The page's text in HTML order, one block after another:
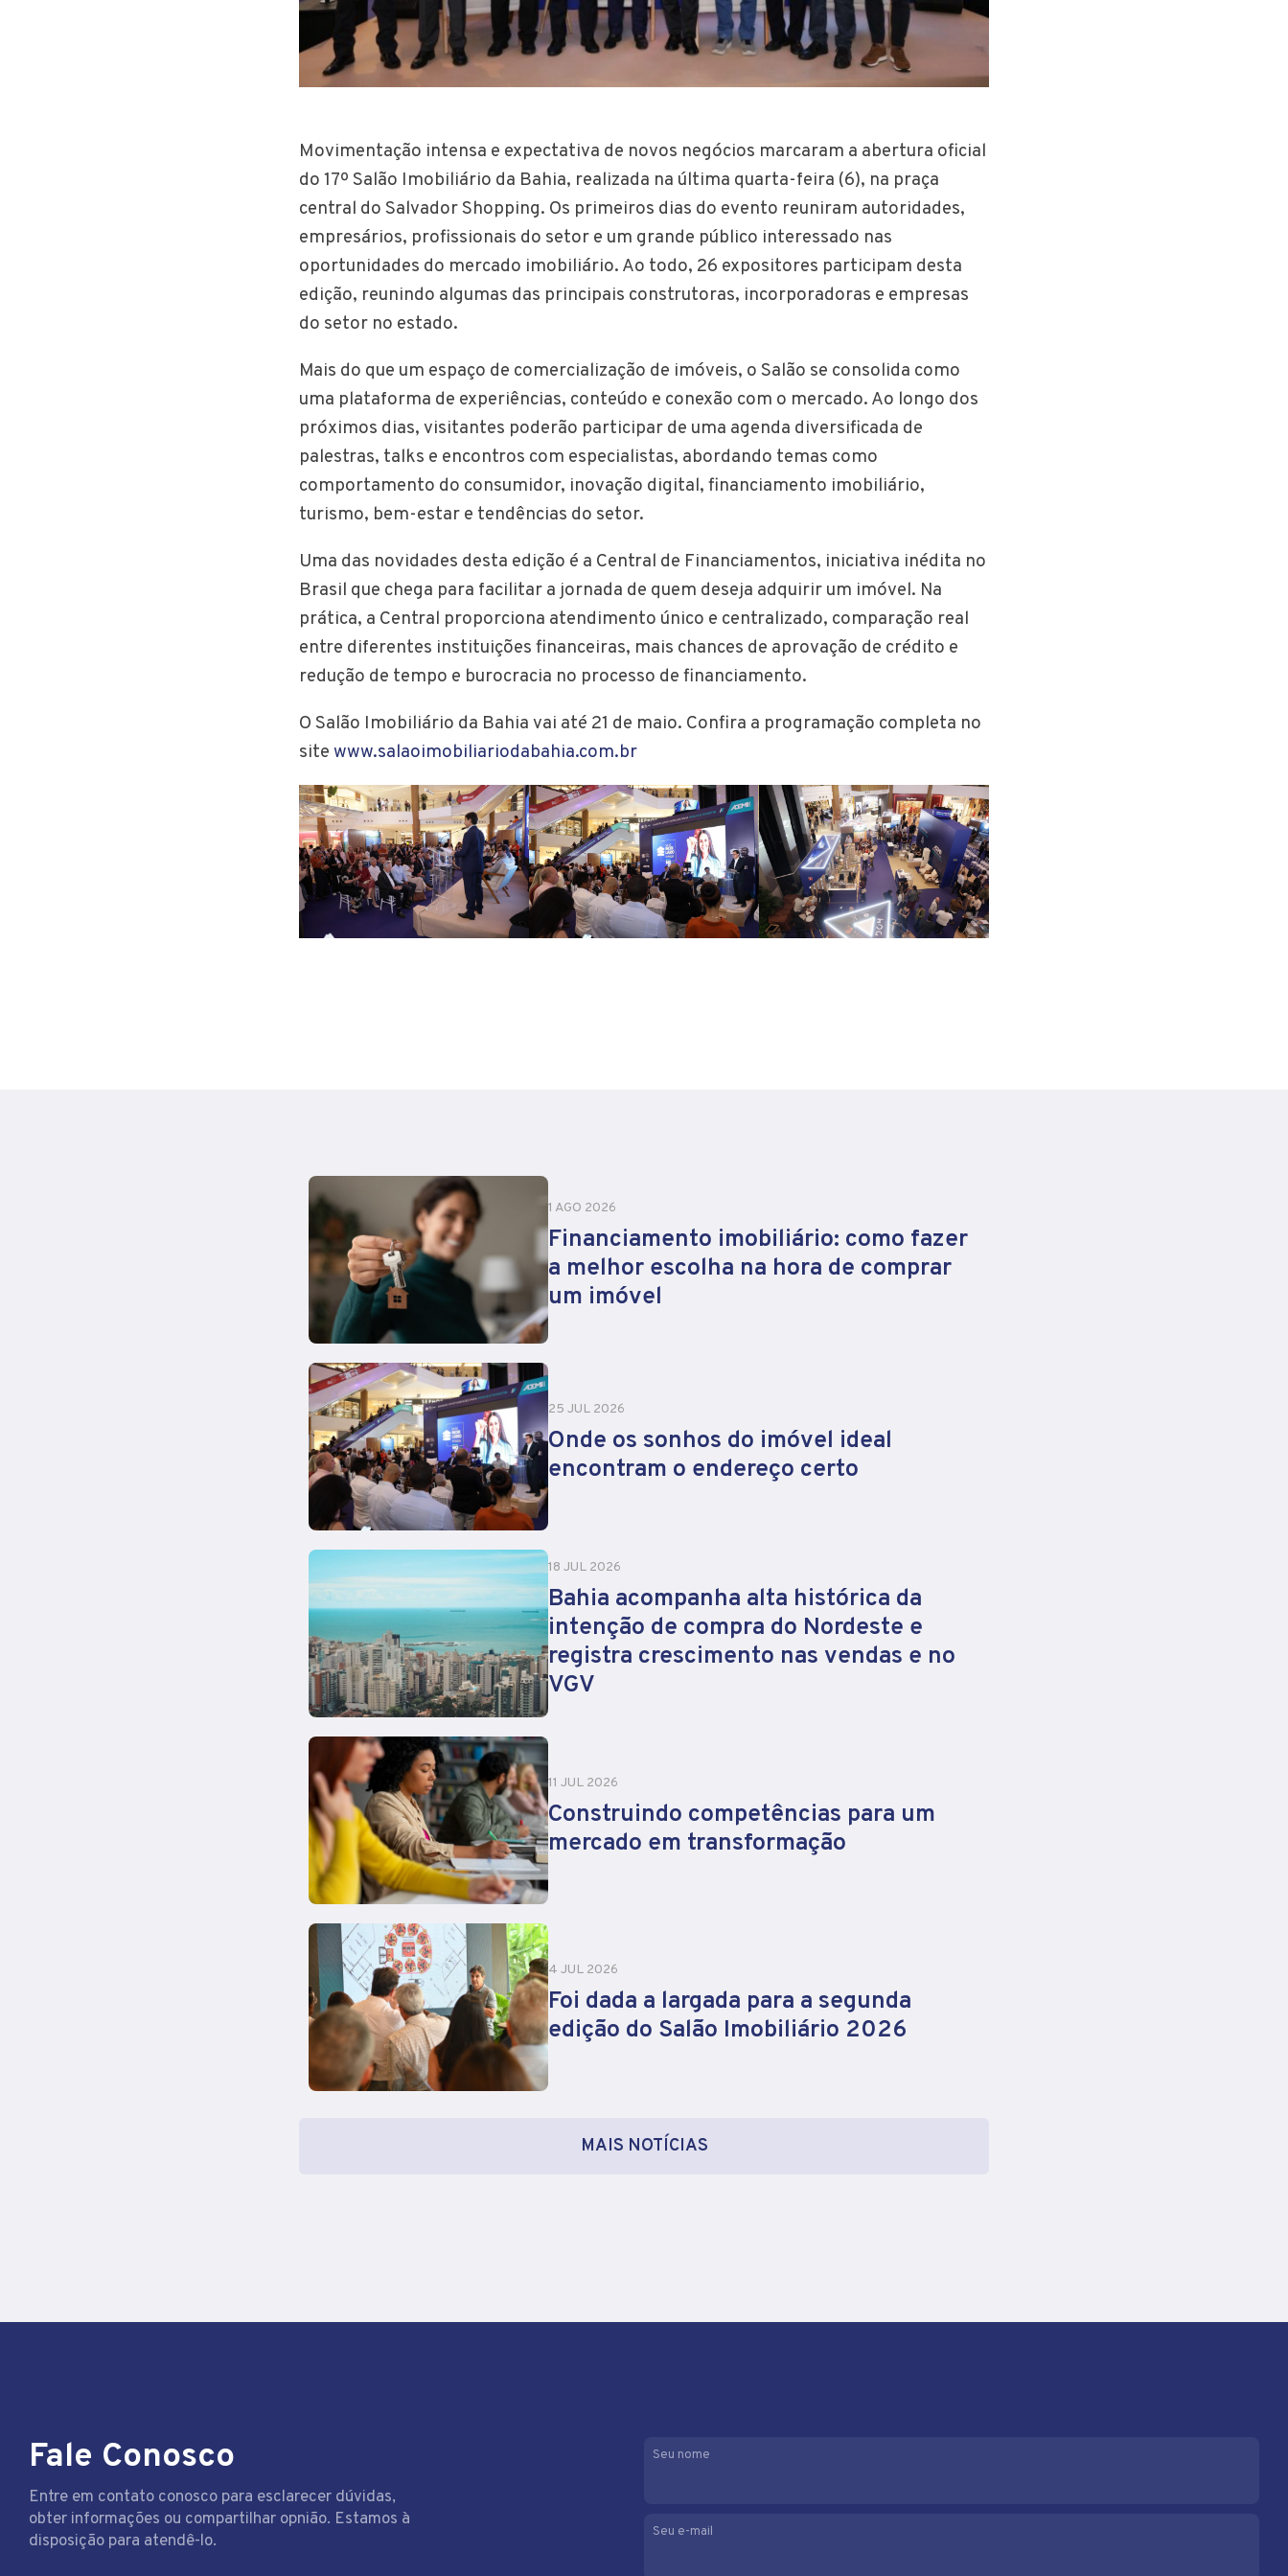
Movimentação intensa e expectativa de novos negócios marcaram a abertura oficial
do 17º Salão Imobiliário da Bahia, realizada na última quarta-feira (6), na praça
central do Salvador Shopping. Os primeiros dias do evento reuniram autoridades,
empresários, profissionais do setor e um grande público interessado nas
oportunidades do mercado imobiliário. Ao todo, 26 expositores participam desta
edição, reunindo algumas das principais construtoras, incorporadoras e empresas
do setor no estado.
Mais do que um espaço de comercialização de imóveis, o Salão se consolida como
uma plataforma de experiências, conteúdo e conexão com o mercado. Ao longo dos
próximos dias, visitantes poderão participar de uma agenda diversificada de
palestras, talks e encontros com especialistas, abordando temas como
comportamento do consumidor, inovação digital, financiamento imobiliário,
turismo, bem-estar e tendências do setor.
Uma das novidades desta edição é a Central de Financiamentos, iniciativa inédita no
Brasil que chega para facilitar a jornada de quem deseja adquirir um imóvel. Na
prática, a Central proporciona atendimento único e centralizado, comparação real
entre diferentes instituições financeiras, mais chances de aprovação de crédito e
redução de tempo e burocracia no processo de financiamento.
O Salão Imobiliário da Bahia vai até 21 de maio. Confira a programação completa no
site www.salaoimobiliariodabahia.com.br
1 AGO 2026
Financiamento imobiliário: como fazer
a melhor escolha na hora de comprar
um imóvel
25 JUL 2026
Onde os sonhos do imóvel ideal
encontram o endereço certo
18 JUL 2026
Bahia acompanha alta histórica da
intenção de compra do Nordeste e
registra crescimento nas vendas e no
VGV
11 JUL 2026
Construindo competências para um
mercado em transformação
4 JUL 2026
Foi dada a largada para a segunda
edição do Salão Imobiliário 2026
MAIS NOTÍCIAS
Fale Conosco
Entre em contato conosco para esclarecer dúvidas,
obter informações ou compartilhar opnião. Estamos à
disposição para atendê-lo.
Seu nome
Seu e-mail